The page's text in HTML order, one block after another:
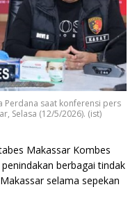
Perdana saat konferensi pers
Selasa (12/5/2026). (ist)
Makassar Kombes
berbagai tindak
selama sepekan